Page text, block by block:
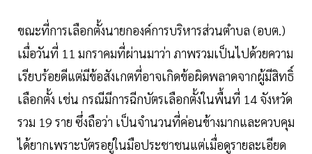
ขณะที่การเลือกตั้งนายกองค์การบริหารส่วนตำบล (อบต.)
เมื่อวันที่ 11 มกราคมที่ผ่านมาว่า ภาพรวมเป็นไปด้วยความ
เรียบร้อยดีแต่มีข้อสังเกตที่อาจเกิดข้อผิดพลาดจากผู้มีสิทธิ์
เลือกตั้ง เช่น กรณีมีการฉีกบัตรเลือกตั้งในพื้นที่ 14 จังหวัด
รวม 19 ราย ซึ่งถือว่า เป็นจำนวนที่ค่อนข้างมากและควบคุม
ได้ยากเพราะบัตรอยู่ในมือประชาชนแต่เมื่อดูรายละเอียด